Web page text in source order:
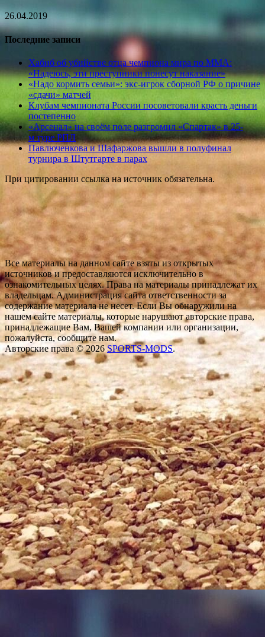
26.04.2019
Последние записи
Хабиб об убийстве отца чемпиона мира по ММА:
«Надеюсь, эти преступники понесут наказание»
«Надо кормить семьи»: экс-игрок сборной РФ о причине
«сдачи» матчей
Клубам чемпионата России посоветовали красть деньги
постепенно
«Арсенал» на своём поле разгромил «Спартак» в 25-
м туре РПЛ
Павлюченкова и Шафаржова вышли в полуфинал
турнира в Штутгарте в парах
При цитировании ссылка на источник обязательна.
Все материалы на данном сайте взяты из открытых
источников и предоставляются исключительно в
ознакомительных целях. Права на материалы принадлежат их
владельцам. Администрация сайта ответственности за
содержание материала не несет. Если Вы обнаружили на
нашем сайте материалы, которые нарушают авторские права,
принадлежащие Вам, Вашей компании или организации,
пожалуйста, сообщите нам.
Авторские права © 2026SPORTS-MODS.